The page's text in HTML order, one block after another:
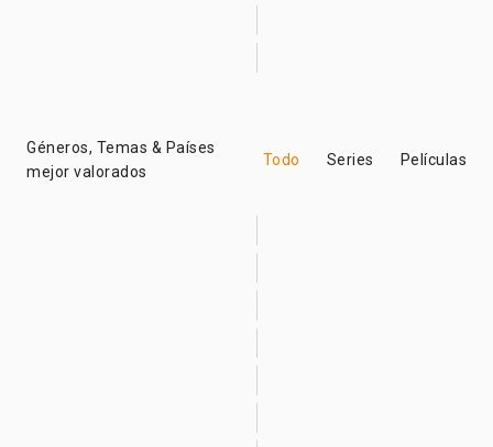
Géneros, Temas & Países
mejor valorados
Todo Series Películas